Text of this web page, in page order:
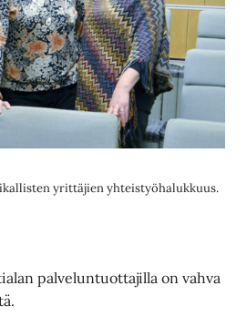
yrittäjien yhteistyöhalukkuus.
palveluntuottajilla on vahva